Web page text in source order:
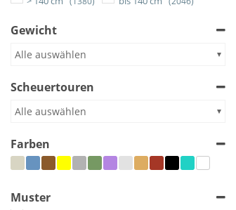
Gewicht
Alle auswählen
Scheuertouren
Alle auswählen
Farben
Muster